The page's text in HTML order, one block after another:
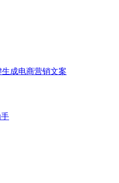
成电商营销文案